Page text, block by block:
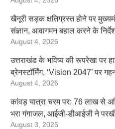
खैनूरी सड़क क्षतिग्रस्त होने पर
संज्ञान, आवागमन बहाल करने के
August 4, 2026
उत्तराखंड के भविष्य की रूपरेखा पर
ब्रेनस्टॉर्मिंग, ‘Vision 2047’ पर गहन
August 4, 2026
कांवड़ यात्रा चरम पर: 76 लाख से
भरा गंगाजल, आईजी-डीआईजी ने परखी
August 3, 2026